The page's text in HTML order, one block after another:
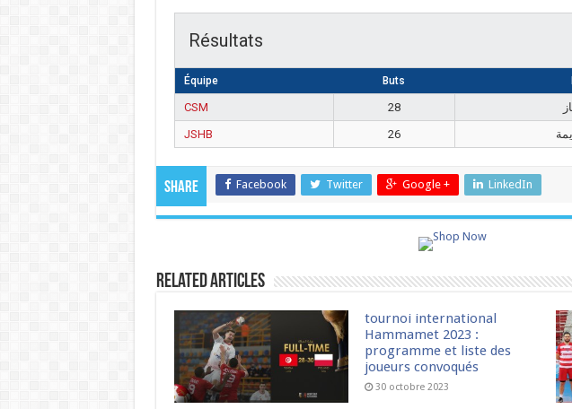
Résultats
Équipe Buts
CSM 28
JSHB
26
Share Facebook Twitter Google + LinkedIn
Related Articles
tournoi international
Hammamet 2023 :
programme et liste des
joueurs convoqués
30 octobre 2023